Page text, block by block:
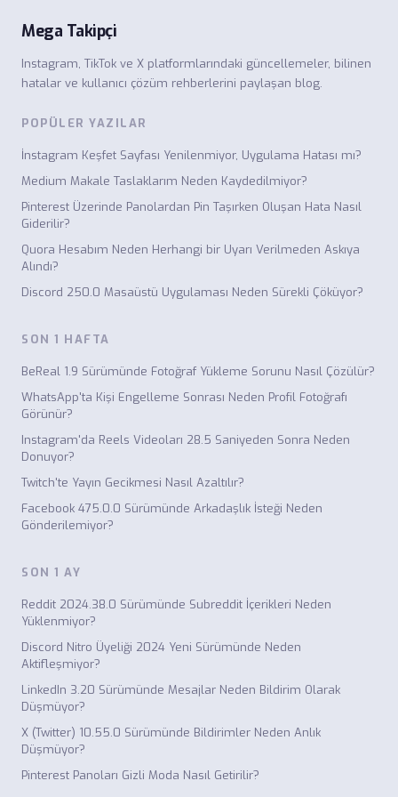
Mega Takipçi
Instagram, TikTok ve X platformlarındaki güncellemeler, bilinen
hatalar ve kullanıcı çözüm rehberlerini paylaşan blog.
POPÜLER YAZILAR
İnstagram Keşfet Sayfası Yenilenmiyor, Uygulama Hatası mı?
Medium Makale Taslaklarım Neden Kaydedilmiyor?
Pinterest Üzerinde Panolardan Pin Taşırken Oluşan Hata Nasıl
Giderilir?
Quora Hesabım Neden Herhangi bir Uyarı Verilmeden Askıya
Alındı?
Discord 250.0 Masaüstü Uygulaması Neden Sürekli Çöküyor?
SON 1 HAFTA
BeReal 1.9 Sürümünde Fotoğraf Yükleme Sorunu Nasıl Çözülür?
WhatsApp'ta Kişi Engelleme Sonrası Neden Profil Fotoğrafı
Görünür?
Instagram'da Reels Videoları 28.5 Saniyeden Sonra Neden
Donuyor?
Twitch'te Yayın Gecikmesi Nasıl Azaltılır?
Facebook 475.0.0 Sürümünde Arkadaşlık İsteği Neden
Gönderilemiyor?
SON 1 AY
Reddit 2024.38.0 Sürümünde Subreddit İçerikleri Neden
Yüklenmiyor?
Discord Nitro Üyeliği 2024 Yeni Sürümünde Neden
Aktifleşmiyor?
LinkedIn 3.20 Sürümünde Mesajlar Neden Bildirim Olarak
Düşmüyor?
X (Twitter) 10.55.0 Sürümünde Bildirimler Neden Anlık
Düşmüyor?
Pinterest Panoları Gizli Moda Nasıl Getirilir?